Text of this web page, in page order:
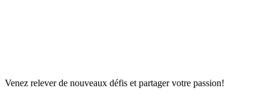
Venez relever de nouveaux défis et partager votre passion!